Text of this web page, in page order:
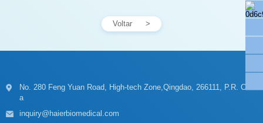
Voltar
a
inquiry@haierbiomedical.com